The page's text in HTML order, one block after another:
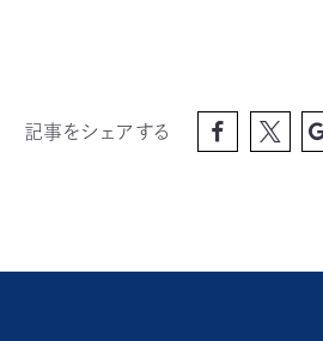
記事をシェアする